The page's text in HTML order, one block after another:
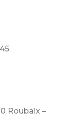
Roubaix –